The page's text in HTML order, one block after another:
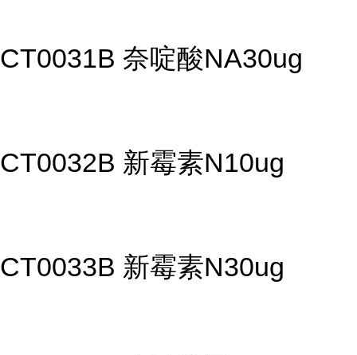
CT0031B 奈啶酸NA30ug
CT0032B 新霉素N10ug
CT0033B 新霉素N30ug